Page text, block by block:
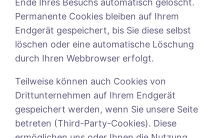
Ende Ihres Besuchs automatisch gelöscht.
Permanente Cookies bleiben auf Ihrem
Endgerät gespeichert, bis Sie diese selbst
löschen oder eine automatische Löschung
durch Ihren Webbrowser erfolgt.
Teilweise können auch Cookies von
Drittunternehmen auf Ihrem Endgerät
gespeichert werden, wenn Sie unsere Seite
betreten (Third-Party-Cookies). Diese